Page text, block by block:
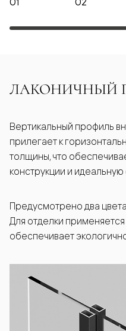
ЛАКОНИЧНЫЙ
Вертикальный профиль
прилегает к
толщины, что
конструкции и идеальную
Предусмотрено два
Для отделки
обеспечивает